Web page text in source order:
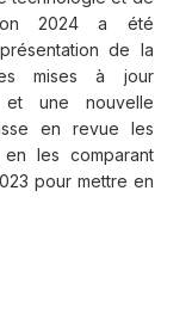
2024 a été
de la
mises à jour
et une nouvelle
en revue les
les comparant
pour mettre en